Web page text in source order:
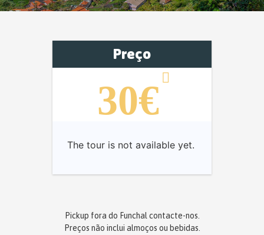
Preço
30€
The tour is not available yet.
Pickup fora do Funchal contacte-nos.
Preços não inclui almoços ou bebidas.